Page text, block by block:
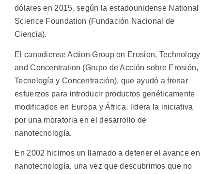
dólares en 2015, según la estadounidense National
Science Foundation (Fundación Nacional de
Ciencia).
El canadiense Action Group on Erosion, Technology
and Concentration (Grupo de Acción sobre Erosión,
Tecnología y Concentración), que ayudó a frenar
esfuerzos para introducir productos genéticamente
modificados en Europa y África, lidera la iniciativa
por una moratoria en el desarrollo de
nanotecnología.
En 2002 hicimos un llamado a detener el avance en
nanotecnología, una vez que descubrimos que no